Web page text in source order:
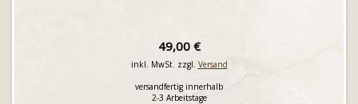
49,00 €
inkl. MwSt. zzgl. Versand
versandfertig innerhalb
2-3 Arbeitstage